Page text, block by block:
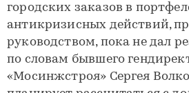
городских заказов в
антикризисных действий,
руководством, пока не дал
по словам бывшего
«Мосинжстроя» Сергея